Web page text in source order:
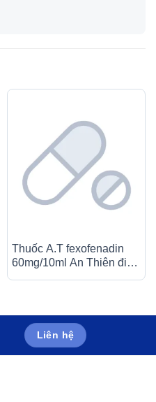
Thuốc A.T fexofenadin
60mg/10ml An Thiên điều
Liên hệ